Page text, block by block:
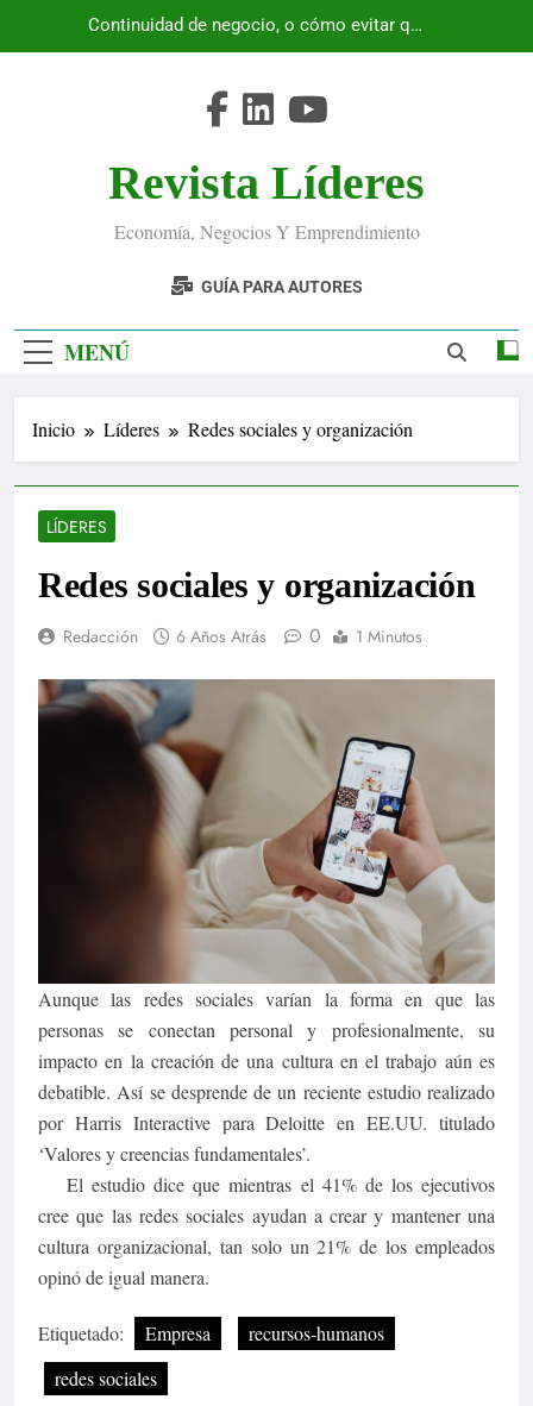
Continuidad de negocio, o cómo evitar que
Revista Líderes
Economía, Negocios Y Emprendimiento
GUÍA PARA AUTORES
MENÚ
Inicio Líderes Redes sociales y organización
LÍDERES
Redes sociales y organización
Redacción 6 Años Atrás 0 1 Minutos
Aunque las redes sociales varían la forma en que las
personas se conectan personal y profesionalmente, su
impacto en la creación de una cultura en el trabajo aún es
debatible. Así se desprende de un reciente estudio realizado
por Harris Interactive para Deloitte en EE.UU. titulado
‘Valores y creencias fundamentales’.
El estudio dice que mientras el 41% de los ejecutivos
cree que las redes sociales ayudan a crear y mantener una
cultura organizacional, tan solo un 21% de los empleados
opinó de igual manera.
Etiquetado: Empresa
recursos-humanos
redes sociales